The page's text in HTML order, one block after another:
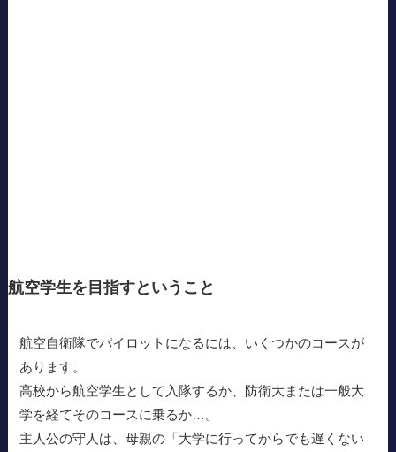
航空学生を目指すということ
航空自衛隊でパイロットになるには、いくつかのコースが
あります。
高校から航空学生として入隊するか、防衛大または一般大
学を経てそのコースに乗るか…。
主人公の守人は、母親の「大学に行ってからでも遅くない